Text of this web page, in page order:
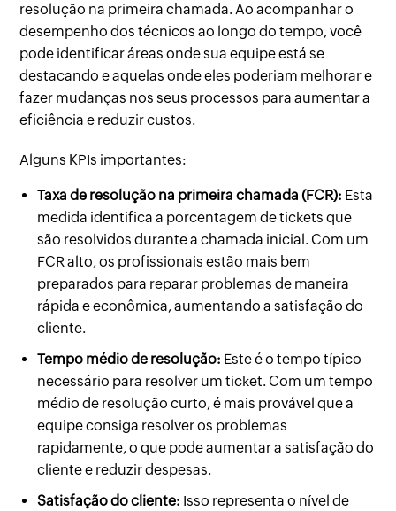
resolução na primeira chamada. Ao acompanhar o
desempenho dos técnicos ao longo do tempo, você
pode identificar áreas onde sua equipe está se
destacando e aquelas onde eles poderiam melhorar e
fazer mudanças nos seus processos para aumentar a
eficiência e reduzir custos.
Alguns KPIs importantes:
Taxa de resolução na primeira chamada (FCR): Esta
medida identifica a porcentagem de tickets que
são resolvidos durante a chamada inicial. Com um
FCR alto, os profissionais estão mais bem
preparados para reparar problemas de maneira
rápida e econômica, aumentando a satisfação do
cliente.
Tempo médio de resolução: Este é o tempo típico
necessário para resolver um ticket. Com um tempo
médio de resolução curto, é mais provável que a
equipe consiga resolver os problemas
rapidamente, o que pode aumentar a satisfação do
cliente e reduzir despesas.
Satisfação do cliente: Isso representa o nível de